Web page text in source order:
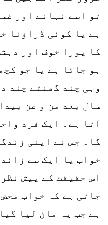
تو اسے نہانے اور
ہے یا کوئی ڈراؤنا
کا پورا خوف اور
ہو جاتا ہے یا جو
وہی چند گھنٹے چند
سال بعد من و عن
آتا ہے۔ ایک فرد
گا۔ جس نے اپنی
خواب یا ایک سے
اس حقیقت کے پیش
جاتی ہے کہ خواب
ہے جب یہ مان لیا